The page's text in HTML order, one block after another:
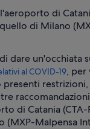
di
di Milano
dare un'occhiata
al COVID-19, per
di Catania (CTA-
(MXP-Malpensa